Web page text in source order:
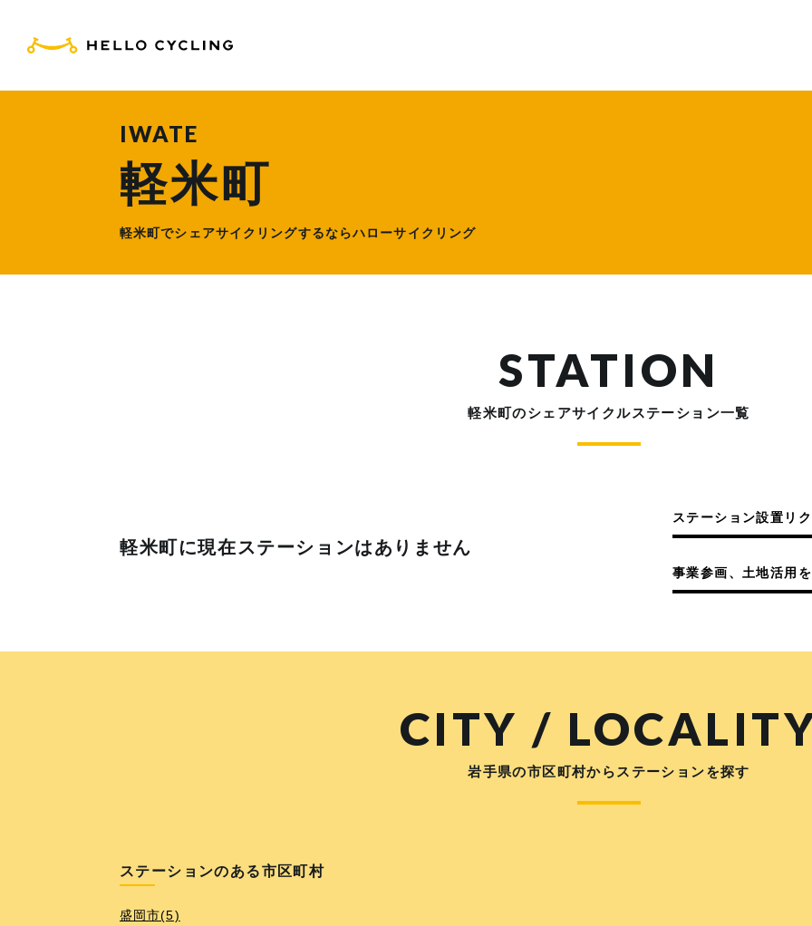
IWATE
軽米町
軽米町でシェアサイクリングするならハローサイクリング
STATION
軽米町のシェアサイクルステーション一覧
軽米町に現在ステーションはありません
ステーション設置リ
事業参画、土地活用
CITY /
岩手県の市区町村からステーションを探す
ステーションのある市区町村
盛岡市(5)